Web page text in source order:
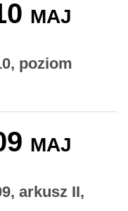
maj
poziom
maj
arkusz II,